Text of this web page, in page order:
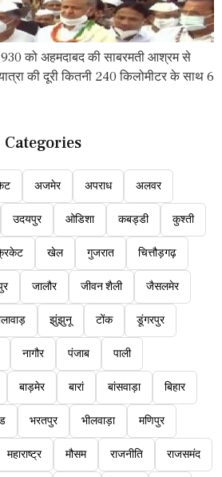
को अहमदाबद की साबरमती आश्रम से
की दूरी कितनी 240 किलोमीटर के साथ 6
Categories
अजमेर अपराध अलवर
उदयपुर ओडिशा कबड्डी कुश्ती
खेल गुजरात चित्तौड़गढ़
जालौर जीवन शैली जैसलमेर
झुंझुनू टोंक डूंगरपुर
नागौर पंजाब पाली
बाड़मेर बारां बांसवाड़ा बिहार
भरतपुर भीलवाड़ा मणिपुर
महाराष्ट्र मौसम राजनीति राजसमंद